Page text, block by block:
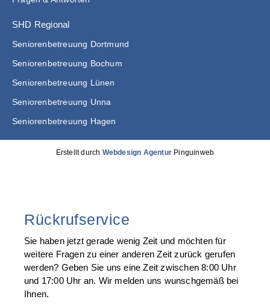
SHD Regional
Seniorenbetreuung Dortmund
Seniorenbetreuung Bochum
Seniorenbetreuung Lünen
Seniorenbetreuung Unna
Seniorenbetreuung Hagen
Erstellt durch Webdesign Agentur Pinguinweb
Rückrufservice
Sie haben jetzt gerade wenig Zeit und möchten für
weitere Fragen zu einer anderen Zeit zurück gerufen
werden? Geben Sie uns eine Zeit zwischen 8:00 Uhr
und 17:00 Uhr an. Wir melden uns wunschgemäß bei
Ihnen.